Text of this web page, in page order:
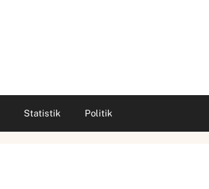
Statistik Politik